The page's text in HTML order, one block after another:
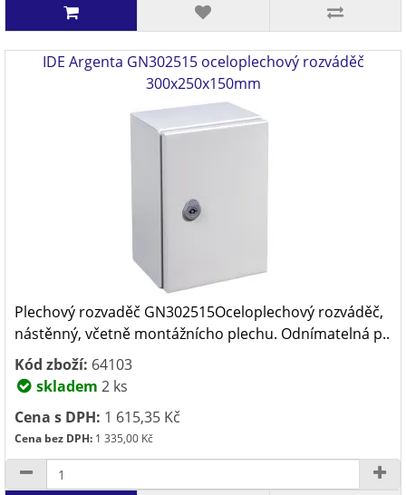
IDE Argenta GN302515 oceloplechový rozváděč
300x250x150mm
Plechový rozvaděč GN302515Oceloplechový rozváděč,
nástěnný, včetně montážnícho plechu. Odnímatelná p..
Kód zboží: 64103
skladem 2 ks
Cena s DPH: 1 615,35 Kč
Cena bez DPH: 1 335,00 Kč